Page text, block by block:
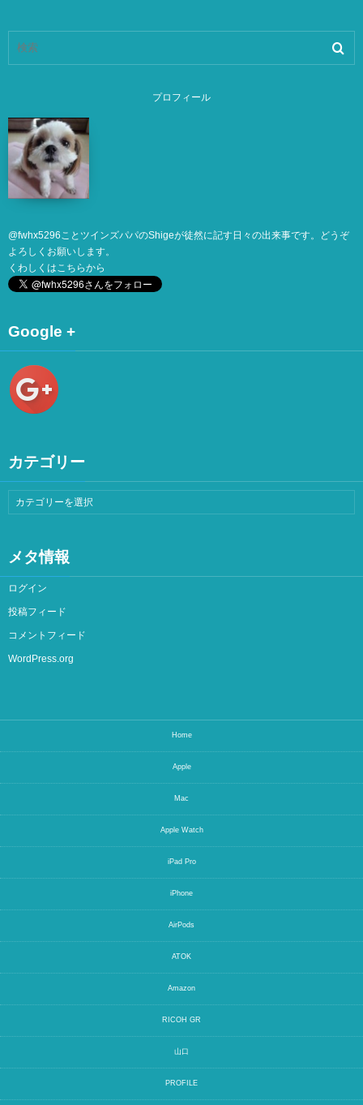
プロフィール
@fwhx5296ことツインズパパのShigeが徒然に記す日々の出来事です。どうぞ
よろしくお願いします。
くわしくはこちらから
Google +
カテゴリー
メタ情報
ログイン
投稿フィード
コメントフィード
WordPress.org
Home
Apple
Mac
Apple Watch
iPad Pro
iPhone
AirPods
ATOK
Amazon
RICOH GR
山口
PROFILE